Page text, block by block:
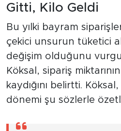
Gitti, Kilo Geldi
Bu yılki bayram
çekici unsurun tüketici
değişim olduğunu
Köksal, sipariş
kaydığını belirtti.
dönemi şu sözlerle